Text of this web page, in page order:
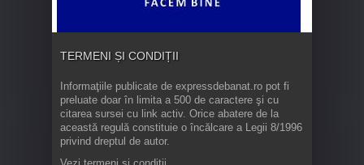
TERMENI ȘI CONDIȚII
Informaţiile publicate de expressdebanat.ro pot fi
preluate doar în limita a 500 de caractere şi cu
citarea sursei cu link activ. Orice abatere de la
această regulă constituie o încălcare a Legii 8/1996
privind dreptul de autor.
Vezi termeni și condiții